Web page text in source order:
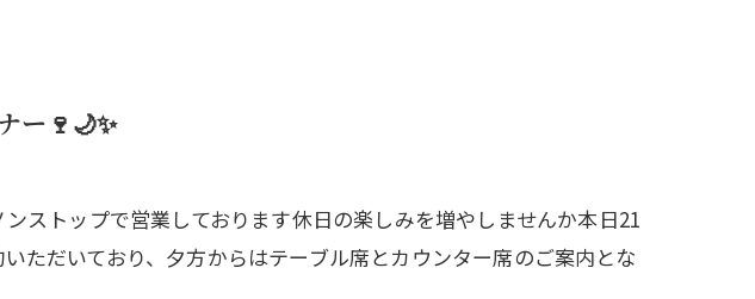
ー🍷🌙✨
ストップで営業しております休日の楽しみを増やしませんか本日21
ただいており、夕方からはテーブル席とカウンター席のご案内とな